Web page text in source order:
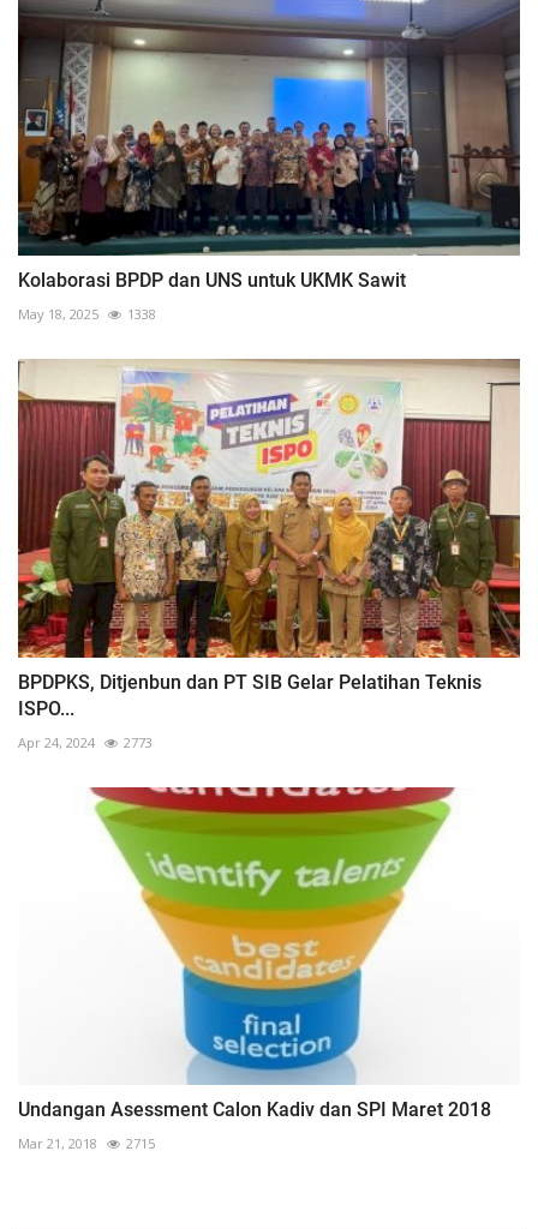
Kolaborasi BPDP dan UNS untuk UKMK Sawit
May 18, 2025 1338
BPDPKS, Ditjenbun dan PT SIB Gelar Pelatihan Teknis
ISPO...
Apr 24, 2024 2773
Undangan Asessment Calon Kadiv dan SPI Maret 2018
Mar 21, 2018 2715